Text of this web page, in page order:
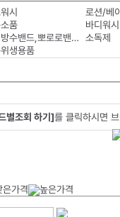
시 로션/베
품
바디워시
투명방수밴드,뽀로로밴드
소독제
생용품
별조회 하기]를 클릭하시면